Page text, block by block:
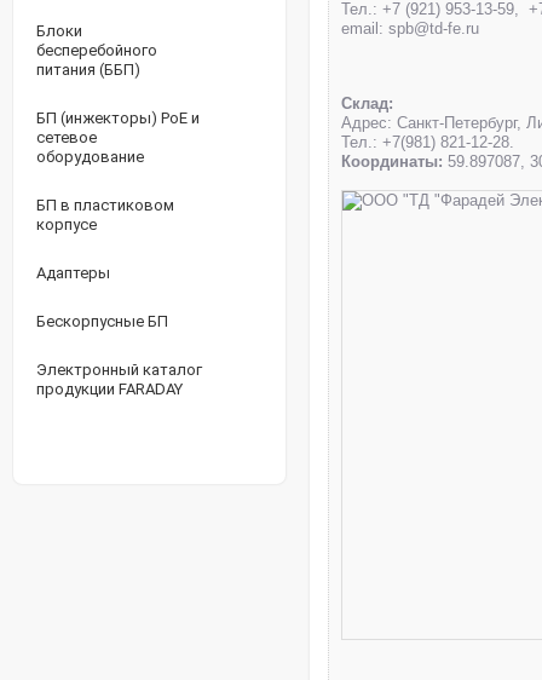
Блоки
бесперебойного
питания (ББП)
БП (инжекторы) PoE и
сетевое
оборудование
БП в пластиковом
корпусе
Адаптеры
Бескорпусные БП
Электронный каталог
продукции FARADAY
Тел.: +7 (921) 953-13-59,
email: spb@td-fe.ru
Склад:
Адрес: Санкт-Петербург,
Тел.: +7(981) 821-12-28.
Координаты: 59.897087,